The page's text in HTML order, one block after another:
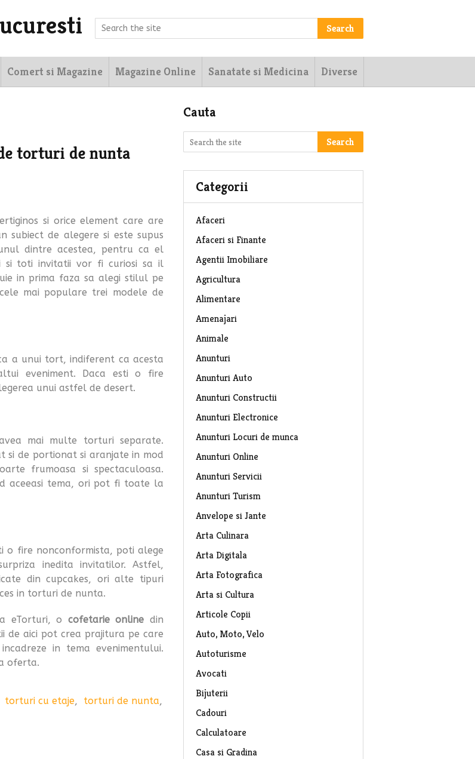
Search
Comert si Magazine Magazine Online Sanatate si Medicina Diverse
torturi de nunta
si orice element care are
subiect de alegere si este supus
dintre acestea, pentru ca el
si toti invitatii vor fi curiosi sa il
in prima faza sa alegi stilul pe
mai populare trei modele de
a unui tort, indiferent ca acesta
eveniment. Daca esti o fire
unui astfel de desert.
mai multe torturi separate.
si de portionat si aranjate in mod
frumoasa si spectaculoasa.
aceeasi tema, ori pot fi toate la
o fire nonconformista, poti alege
inedita invitatilor. Astfel,
din cupcakes, ori alte tipuri
in torturi de nunta.
eTorturi, o cofetarie online din
de aici pot crea prajitura pe care
in tema evenimentului.
oferta.
torturi cu etaje, torturi de nunta,
Cauta
Search
Categorii
Afaceri
Afaceri si Finante
Agentii Imobiliare
Agricultura
Alimentare
Amenajari
Animale
Anunturi
Anunturi Auto
Anunturi Constructii
Anunturi Electronice
Anunturi Locuri de munca
Anunturi Online
Anunturi Servicii
Anunturi Turism
Anvelope si Jante
Arta Culinara
Arta Digitala
Arta Fotografica
Arta si Cultura
Articole Copii
Auto, Moto, Velo
Autoturisme
Avocati
Bijuterii
Cadouri
Calculatoare
Casa si Gradina